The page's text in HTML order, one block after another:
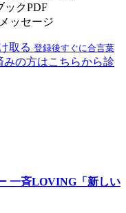
ックPDF
ッセージ
取る 登録後すぐに合言葉
みの方はこちらから診
一斉LOVING「新しい